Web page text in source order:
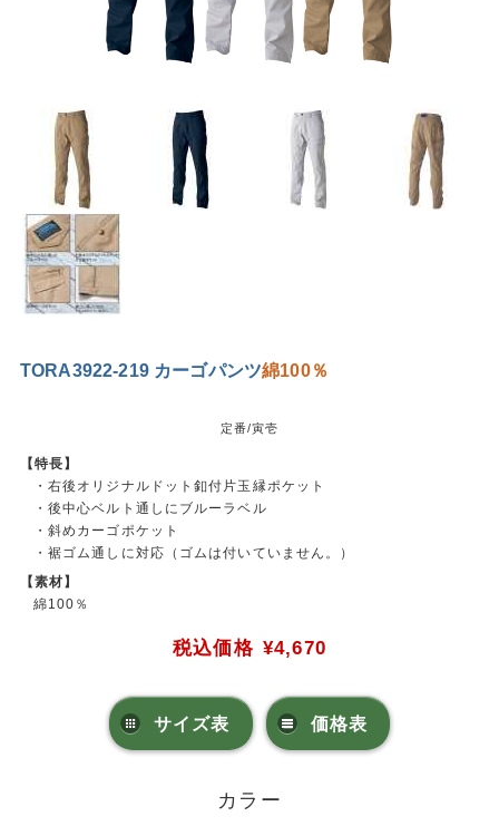
TORA3922-219 カーゴパンツ綿100％
定番/寅壱
【特長】
・右後オリジナルドット釦付片玉縁ポケット
・後中心ベルト通しにブルーラベル
・斜めカーゴポケット
・裾ゴム通しに対応（ゴムは付いていません。）
【素材】
綿100％
税込価格 ¥4,670
サイズ表 価格表
カラー